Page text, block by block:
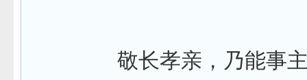
敬长孝亲，乃能事